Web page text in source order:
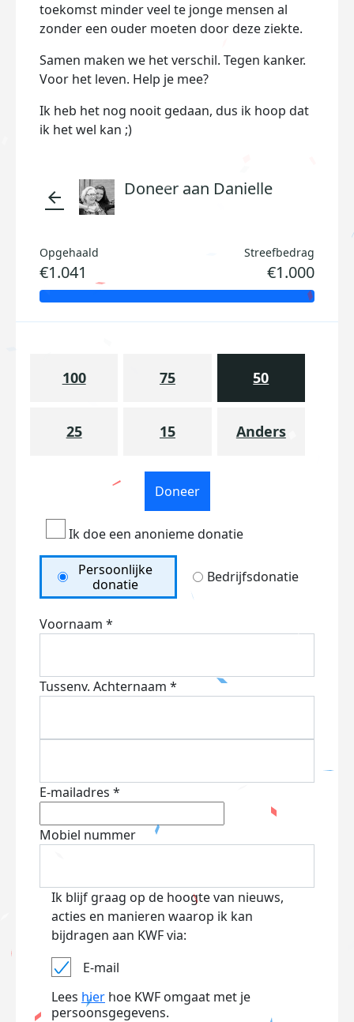
toekomst minder veel te jonge mensen al
zonder een ouder moeten door deze ziekte.
Samen maken we het verschil. Tegen kanker.
Voor het leven. Help je mee?
Ik heb het nog nooit gedaan, dus ik hoop dat
ik het wel kan ;)
arrow_back Doneer aan Danielle
Opgehaald
€1.041
Streefbedrag
€1.000
100 75 50
25 15 Anders
Doneer
Ik doe een anonieme donatie
Persoonlijke
donatie
Bedrijfsdonatie
Voornaam *
Tussenv. Achternaam *
E-mailadres *
Mobiel nummer
Ik blijf graag op de hoogte van nieuws,
acties en manieren waarop ik kan
bijdragen aan KWF via:
E-mail
Lees hier hoe KWF omgaat met je
persoonsgegevens.